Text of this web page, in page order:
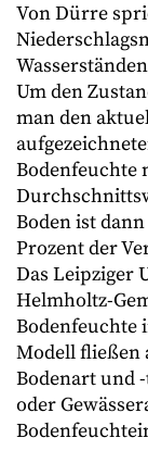
Von Dürre
Um den
man den
Bodenfeuchte
Boden ist
Prozent der
Das Leipziger
Helmholtz-
Bodenfeuchte
Modell fließen
Bodenart und
oder